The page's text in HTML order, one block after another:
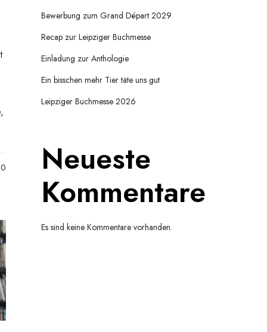
0
Bewerbung zum Grand Départ 2029
Recap zur Leipziger Buchmesse
Einladung zur Anthologie
Ein bisschen mehr Tier täte uns gut
Leipziger Buchmesse 2026
Neueste
Kommentare
Es sind keine Kommentare vorhanden.